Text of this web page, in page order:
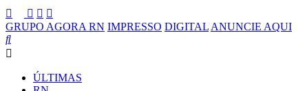
GRUPO AGORA RN IMPRESSO DIGITAL ANUNCIE AQUI
ÚLTIMAS